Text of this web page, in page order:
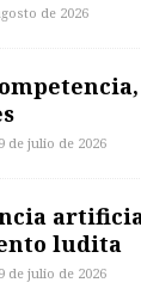
de 2026
de julio de 2026
ludita
de julio de 2026